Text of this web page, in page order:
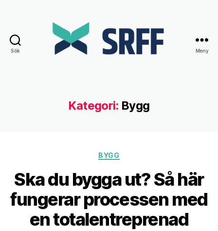
Sök Meny
Kategori: Bygg
Kategorier
BYGG
Ska du bygga ut? Så här
fungerar processen med
en totalentreprenad